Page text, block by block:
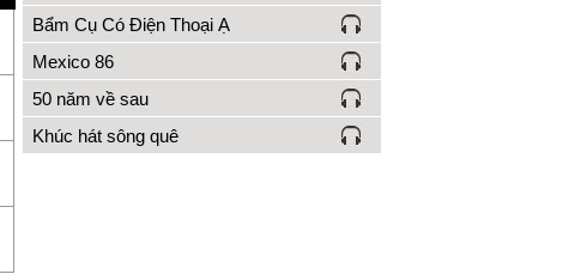
Bẩm Cụ Có Điện Thoại Ạ
Mexico 86
50 năm về sau
Khúc hát sông quê